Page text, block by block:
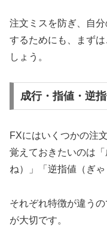
注文ミスを防ぎ、自
するためにも、まず
しょう。
成行・指値・逆
FXにはいくつかの注
覚えておきたいのは
ね）」「逆指値（ぎ
それぞれ特徴が違う
が大切です。